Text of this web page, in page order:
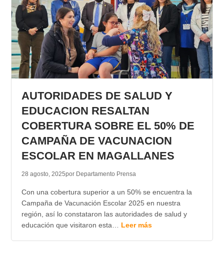
AUTORIDADES DE SALUD Y
EDUCACION RESALTAN
COBERTURA SOBRE EL 50% DE
CAMPAÑA DE VACUNACION
ESCOLAR EN MAGALLANES
28 agosto, 2025por Departamento Prensa
Con una cobertura superior a un 50% se encuentra la
Campaña de Vacunación Escolar 2025 en nuestra
región, así lo constataron las autoridades de salud y
educación que visitaron esta… Leer más